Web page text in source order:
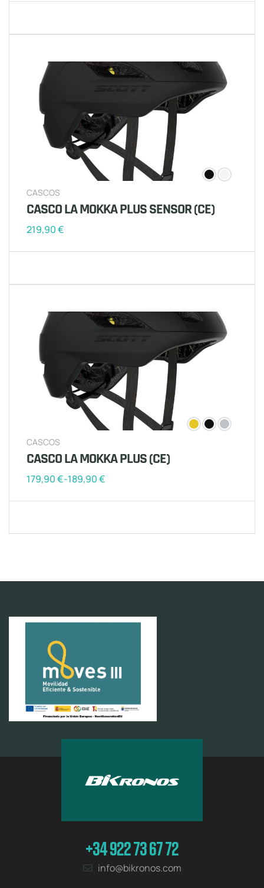
CASCOS
CASCO LA MOKKA PLUS SENSOR (CE)
219,90€
CASCOS
CASCO LA MOKKA PLUS (CE)
179,90€-189,90€
+34 922 73 67 72
info@bikronos.com